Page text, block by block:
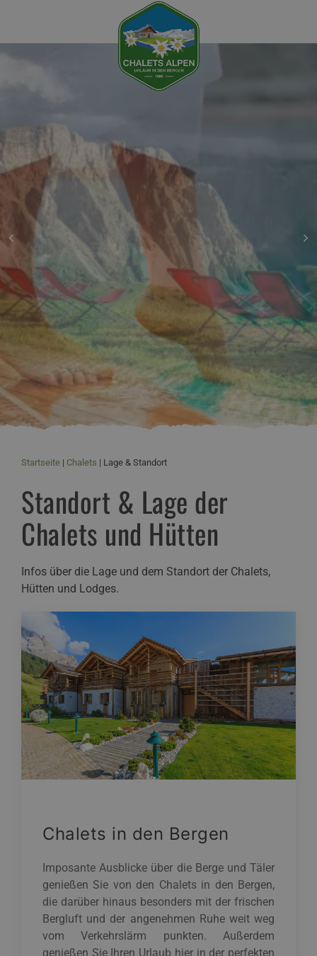
Startseite Chalets Lage & Standort
Standort & Lage der
Chalets und Hütten
Infos über die Lage und dem Standort der Chalets,
Hütten und Lodges.
Chalets in den Bergen
Imposante Ausblicke über die Berge und Täler
genießen Sie von den Chalets in den Bergen,
die darüber hinaus besonders mit der frischen
Bergluft und der angenehmen Ruhe weit weg
vom Verkehrslärm punkten. Außerdem
genießen Sie Ihren Urlaub hier in der perfekten